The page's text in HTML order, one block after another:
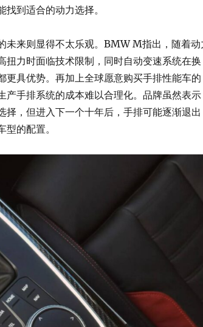
到适合的动力选择。
未来则显得不太乐观。BMW M指出，随着动
扭力时面临技术限制，同时自动变速系统在换
更具优势。再加上全球愿意购买手排性能车的
产手排系统的成本难以合理化。品牌虽然表示
择，但进入下一个十年后，手排可能逐渐退出
的配置。